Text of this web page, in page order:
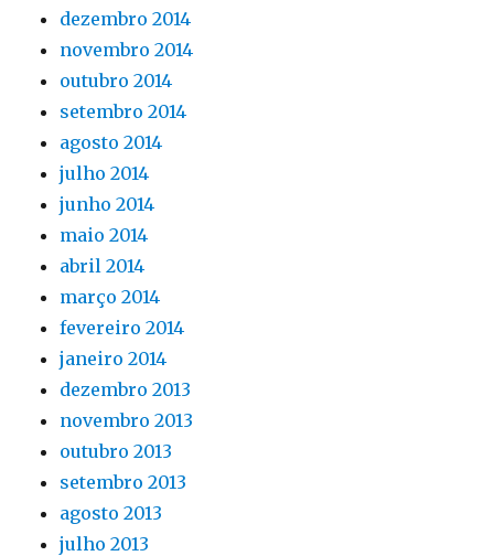
dezembro 2014
novembro 2014
outubro 2014
setembro 2014
agosto 2014
julho 2014
junho 2014
maio 2014
abril 2014
março 2014
fevereiro 2014
janeiro 2014
dezembro 2013
novembro 2013
outubro 2013
setembro 2013
agosto 2013
julho 2013